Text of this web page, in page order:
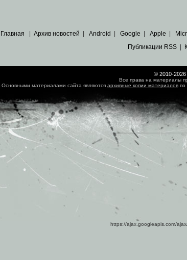
Главная Архив новостей Android Google Apple
Публикации RSS|
© 2010-2026
Все права на материалы
Основными материалами сайта являются архивные копии материаловпо
https://ajax.googleapis.com/